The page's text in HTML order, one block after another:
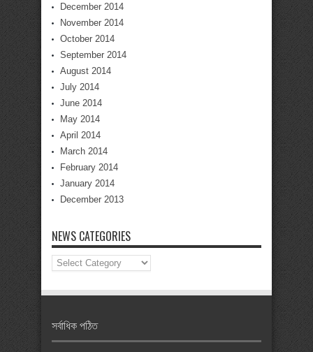
December 2014
November 2014
October 2014
September 2014
August 2014
July 2014
June 2014
May 2014
April 2014
March 2014
February 2014
January 2014
December 2013
NEWS CATEGORIES
News
Categories
সর্বাধিক পঠিত